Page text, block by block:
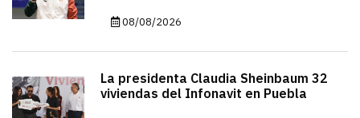
08/08/2026
La presidenta Claudia Sheinbaum 32
viviendas del Infonavit en Puebla